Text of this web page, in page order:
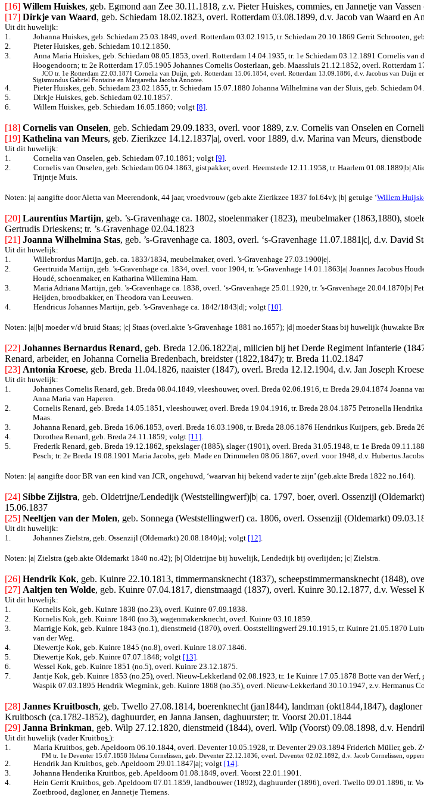
[16] Willem Huiskes, geb. Egmond aan Zee 30.11.1818, z.v. Pieter Huiskes, commies, en Jannetje van
[17] Dirkje van Waard, geb. Schiedam 18.02.1823, overl. Rotterdam 03.08.1899, d.v. Jacob van Waard en
Uit dit huwelijk:
1.
Johanna Huiskes, geb. Schiedam 25.03.1849, overl. Rotterdam 03.02.1915, tr. Schiedam 20.10.1869 Gerrit Schrooten,
2.
Pieter Huiskes, geb. Schiedam 10.12.1850.
3.
Anna Maria Huiskes, geb. Schiedam 08.05.1853, overl. Rotterdam 14.04.1935, tr. 1e Schiedam 03.12.1891 Cornelis
Hoogendoorn; tr. 2e Rotterdam 17.05.1905 Johannes Cornelis Oosterlaan, geb. Maassluis 21.12.1852, overl. Rotterdam
JCO tr. 1e Rotterdam 22.03.1871 Cornelia van Duijn, geb. Rotterdam 15.06.1854, overl. Rotterdam 13.09.1886, d.v. Jacobus van
Sigismundus Gabriel Fontaine en Margaretha Jacoba Annotee.
4.
Pieter Huiskes, geb. Schiedam 23.02.1855, tr. Schiedam 15.07.1880 Johanna Wilhelmina van der Sluis, geb. Schiedam
5.
Dirkje Huiskes, geb. Schiedam 02.10.1857.
6.
Willem Huiskes, geb. Schiedam 16.05.1860; volgt [8].
[18] Cornelis van Onselen, geb. Schiedam 29.09.1833, overl. voor 1889, z.v. Cornelis van Onselen en
[19] Kathelina van Meurs, geb. Zierikzee 14.12.1837|a|, overl. voor 1889, d.v. Marina van Meurs, dienstbode
Uit dit huwelijk:
1.
Cornelia van Onselen, geb. Schiedam 07.10.1861; volgt [9].
2.
Cornelis van Onselen, geb. Schiedam 06.04.1863, gistpakker, overl. Heemstede 12.11.1958, tr. Haarlem 01.08.1889|b|
Trijntje Muis.
Noten: |a| aangifte door Aletta van Meerendonk, 44 jaar, vroedvrouw (geb.akte Zierikzee 1837 fol.64v); |b| getuige ‘Willem
[20] Laurentius Martijn, geb. ’s-Gravenhage ca. 1802, stoelenmaker (1823), meubelmaker (1863,1880),
Gertrudis Drieskens; tr. ’s-Gravenhage 02.04.1823
[21] Joanna Wilhelmina Stas, geb. ’s-Gravenhage ca. 1803, overl. ‘s-Gravenhage 11.07.1881|c|, d.v. David
Uit dit huwelijk:
1.
Willebrordus Martijn, geb. ca. 1833/1834, meubelmaker, overl. ’s-Gravenhage 27.03.1900|e|.
2.
Geertruida Martijn, geb. ’s-Gravenhage ca. 1834, overl. voor 1904, tr. ’s-Gravenhage 14.01.1863|a| Joannes Jacobus
Houdé, schoenmaker, en Katharina Willemina Ham.
3.
Maria Adriana Martijn, geb. ’s-Gravenhage ca. 1838, overl. ‘s-Gravenhage 25.01.1920, tr. ’s-Gravenhage 20.04.1870|b|
Heijden, broodbakker, en Theodora van Leeuwen.
4.
Hendricus Johannes Martijn, geb. ’s-Gravenhage ca. 1842/1843|d|; volgt [10].
Noten: |a||b| moeder v/d bruid Staas; |c| Staas (overl.akte ’s-Gravenhage 1881 no.1657); |d| moeder Staas bij huwelijk (huw.akte
[22] Johannes Bernardus Renard, geb. Breda 12.06.1822|a|, milicien bij het Derde Regiment Infanterie
Renard, arbeider, en Johanna Cornelia Bredenbach, breidster (1822,1847); tr. Breda 11.02.1847
[23] Antonia Kroese, geb. Breda 11.04.1826, naaister (1847), overl. Breda 12.12.1904, d.v. Jan Joseph
Uit dit huwelijk:
1.
Johannes Cornelis Renard, geb. Breda 08.04.1849, vleeshouwer, overl. Breda 02.06.1916, tr. Breda 29.04.1874
Anna Maria van Haperen.
2.
Cornelis Renard, geb. Breda 14.05.1851, vleeshouwer, overl. Breda 19.04.1916, tr. Breda 28.04.1875 Petronella
Maas.
3.
Johanna Renard, geb. Breda 16.06.1853, overl. Breda 16.03.1908, tr. Breda 28.06.1876 Hendrikus Kuijpers, geb.
4.
Dorothea Renard, geb. Breda 24.11.1859; volgt [11].
5.
Frederik Renard, geb. Breda 19.12.1862, spekslager (1885), slager (1901), overl. Breda 31.05.1948, tr. 1e Breda
Pesch; tr. 2e Breda 19.08.1901 Maria Jacobs, geb. Made en Drimmelen 08.06.1867, overl. voor 1948, d.v. Hubertus
Noten: |a| aangifte door BR van een kind van JCR, ongehuwd, ‘waarvan hij bekend vader te zijn’ (geb.akte Breda 1822 no.164).
[24] Sibbe Zijlstra, geb. Oldetrijne/Lendedijk (Weststellingwerf)|b| ca. 1797, boer, overl. Ossenzijl
15.06.1837
[25] Neeltjen van der Molen, geb. Sonnega (Weststellingwerf) ca. 1806, overl. Ossenzijl (Oldemarkt)
Uit dit huwelijk:
1.
Johannes Zielstra, geb. Ossenzijl (Oldemarkt) 20.08.1840|a|; volgt [12].
Noten: |a| Zielstra (geb.akte Oldemarkt 1840 no.42); |b| Oldetrijne bij huwelijk, Lendedijk bij overlijden; |c| Zielstra.
[26] Hendrik Kok, geb. Kuinre 22.10.1813, timmermansknecht (1837), scheepstimmermansknecht (1848),
[27] Aaltjen ten Wolde, geb. Kuinre 07.04.1817, dienstmaagd (1837), overl. Kuinre 30.12.1877, d.v. Wessel
Uit dit huwelijk:
1.
Kornelis Kok, geb. Kuinre 1838 (no.23), overl. Kuinre 07.09.1838.
2.
Kornelis Kok, geb. Kuinre 1840 (no.3), wagenmakersknecht, overl. Kuinre 03.10.1859.
3.
Marrigje Kok, geb. Kuinre 1843 (no.1), dienstmeid (1870), overl. Ooststellingwerf 29.10.1915, tr. Kuinre 21.05.1870
van der Weg.
4.
Diewertje Kok, geb. Kuinre 1845 (no.8), overl. Kuinre 18.07.1846.
5.
Diewertje Kok, geb. Kuinre 07.07.1848; volgt [13].
6.
Wessel Kok, geb. Kuinre 1851 (no.5), overl. Kuinre 23.12.1875.
7.
Jantje Kok, geb. Kuinre 1853 (no.25), overl. Nieuw-Lekkerland 02.08.1923, tr. 1e Kuinre 17.05.1878 Botte van der
Waspik 07.03.1895 Hendrik Wiegmink, geb. Kuinre 1868 (no.35), overl. Nieuw-Lekkerland 30.10.1947, z.v. Hermanus
[28] Jannes Kruitbosch, geb. Twello 27.08.1814, boerenknecht (jan1844), landman (okt1844,1847),
Kruitbosch (ca.1782-1852), daghuurder, en Janna Jansen, daghuurster; tr. Voorst 20.01.1844
[29] Janna Brinkman, geb. Wilp 27.12.1820, dienstmeid (1844), overl. Wilp (Voorst) 09.08.1898, d.v.
Uit dit huwelijk (vader Kruitbos ):
1.
Maria Kruitbos, geb. Apeldoorn 06.10.1844, overl. Deventer 10.05.1928, tr. Deventer 29.03.1894 Friderich Müller, geb.
FM tr. 1e Deventer 15.07.1858 Helena Cornelissen, geb. Deventer 22.12.1836, overl.Deventer 02.02.1892, d.v. Jacob Cornelissen,
2. Hendrik Jan Kruitbos, geb. Apeldoorn 29.01.1847|a|; volgt [14].
3.
Johanna Henderika Kruitbos, geb. Apeldoorn 01.08.1849, overl. Voorst 22.01.1901.
4.
Hein Gerrit Kruitbos, geb. Apeldoorn 07.01.1859, landbouwer (1892), daghuurder (1896), overl. Twello 09.01.1896, tr.
Zoetbrood, dagloner, en Jannetje Tiemens.